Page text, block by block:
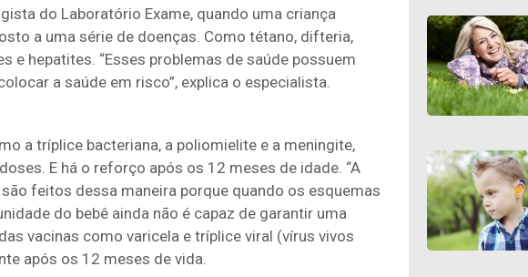
do Laboratório Exame, quando uma criança
a uma série de doenças. Como tétano, difteria,
e hepatites. “Esses problemas de saúde possuem
a saúde em risco”, explica o especialista.
a tríplice bacteriana, a poliomielite e a meningite,
E há o reforço após os 12 meses de idade. “A
feitos dessa maneira porque quando os esquemas
do bebê ainda não é capaz de garantir uma
vacinas como varicela e tríplice viral (vírus vivos
após os 12 meses de vida.